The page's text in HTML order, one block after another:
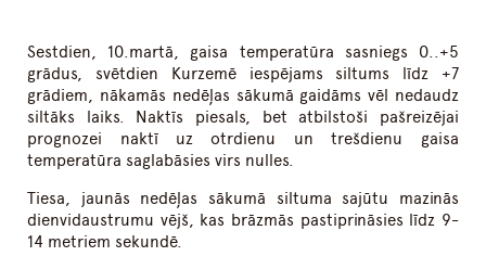
Sestdien, 10.martā, gaisa temperatūra sasniegs 0..+5
grādus, svētdien Kurzemē iespējams siltums līdz +7
grādiem, nākamās nedēļas sākumā gaidāms vēl nedaudz
siltāks laiks. Naktīs piesals, bet atbilstoši pašreizējai
prognozei naktī uz otrdienu un trešdienu gaisa
temperatūra saglabāsies virs nulles.
Tiesa, jaunās nedēļas sākumā siltuma sajūtu mazinās
dienvidaustrumu vējš, kas brāzmās pastiprināsies līdz 9-
14 metriem sekundē.